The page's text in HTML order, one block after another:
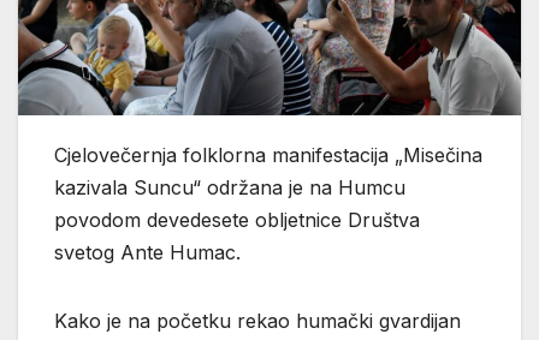
Cjelovečernja folklorna manifestacija „Misečina
kazivala Suncu“ održana je na Humcu
povodom devedesete obljetnice Društva
svetog Ante Humac.
Kako je na početku rekao humački gvardijan